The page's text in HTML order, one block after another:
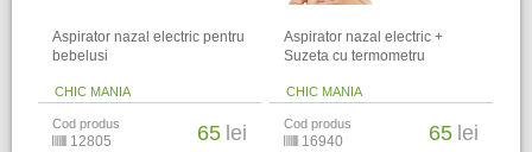
Aspirator nazal electric pentru
bebelusi
CHIC MANIA
Cod produs
12805 65 lei
Aspirator nazal electric +
Suzeta cu termometru
CHIC MANIA
Cod produs
16940 65 lei